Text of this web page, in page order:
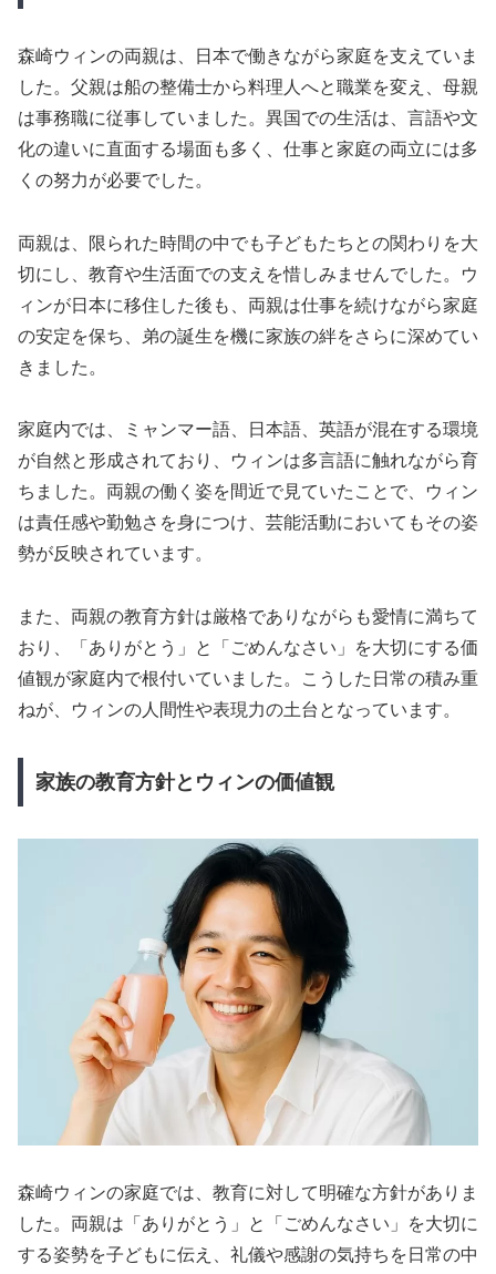
森崎ウィンの両親は、日本で働きながら家庭を支えていま
した。父親は船の整備士から料理人へと職業を変え、母親
は事務職に従事していました。異国での生活は、言語や文
化の違いに直面する場面も多く、仕事と家庭の両立には多
くの努力が必要でした。
両親は、限られた時間の中でも子どもたちとの関わりを大
切にし、教育や生活面での支えを惜しみませんでした。ウ
ィンが日本に移住した後も、両親は仕事を続けながら家庭
の安定を保ち、弟の誕生を機に家族の絆をさらに深めてい
きました。
家庭内では、ミャンマー語、日本語、英語が混在する環境
が自然と形成されており、ウィンは多言語に触れながら育
ちました。両親の働く姿を間近で見ていたことで、ウィン
は責任感や勤勉さを身につけ、芸能活動においてもその姿
勢が反映されています。
また、両親の教育方針は厳格でありながらも愛情に満ちて
おり、「ありがとう」と「ごめんなさい」を大切にする価
値観が家庭内で根付いていました。こうした日常の積み重
ねが、ウィンの人間性や表現力の土台となっています。
家族の教育方針とウィンの価値観
森崎ウィンの家庭では、教育に対して明確な方針がありま
した。両親は「ありがとう」と「ごめんなさい」を大切に
する姿勢を子どもに伝え、礼儀や感謝の気持ちを日常の中